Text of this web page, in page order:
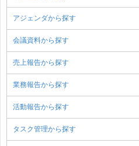
アジェンダから探す
会議資料から探す
売上報告から探す
業務報告から探す
活動報告から探す
タスク管理から探す